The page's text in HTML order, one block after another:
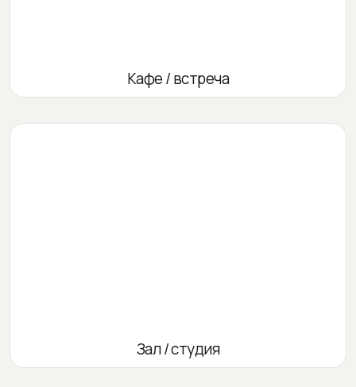
Кафе / встреча
Зал / студия